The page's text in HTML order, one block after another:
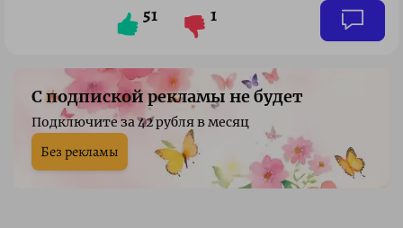
51 1
С подпиской рекламы не будет
Подключите за 42 рубля в месяц
Без рекламы